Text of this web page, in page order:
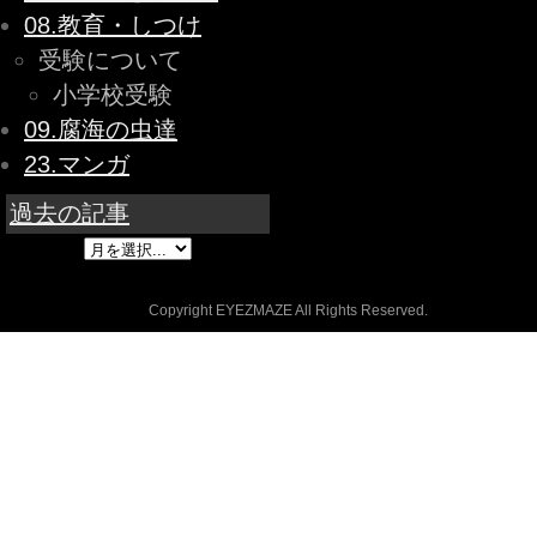
08.教育・しつけ
受験について
小学校受験
09.腐海の虫達
23.マンガ
過去の記事
Copyright EYEZMAZE All Rights Reserved.